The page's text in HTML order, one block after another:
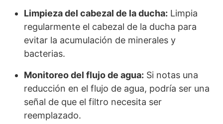
Limpieza del cabezal de la ducha: Limpia
regularmente el cabezal de la ducha para
evitar la acumulación de minerales y
bacterias.
Monitoreo del flujo de agua: Si notas una
reducción en el flujo de agua, podría ser una
señal de que el filtro necesita ser
reemplazado.